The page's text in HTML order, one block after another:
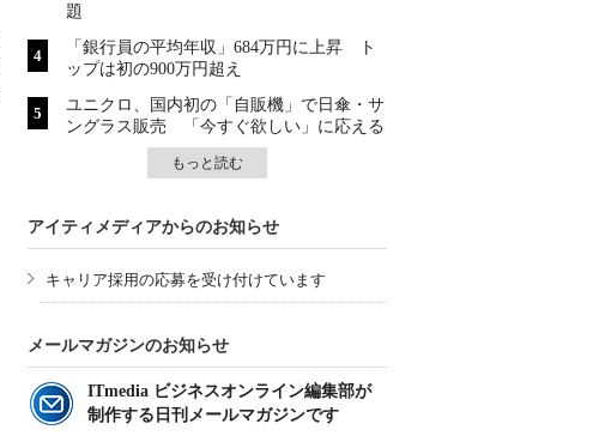
題
「銀行員の平均年収」684万円に上昇 ト
ップは初の900万円超え
ユニクロ、国内初の「自販機」で日傘・サ
ングラス販売 「今すぐ欲しい」に応える
もっと読む
アイティメディアからのお知らせ
キャリア採用の応募を受け付けています
メールマガジンのお知らせ
ITmedia ビジネスオンライン編集部が
制作する日刊メールマガジンです